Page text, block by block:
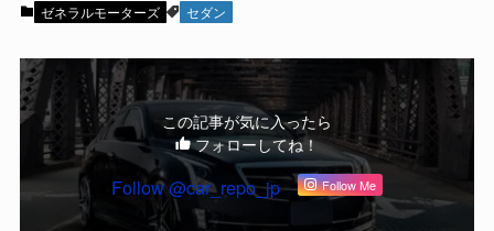
ゼネラルモーターズ セダン
この記事が気に入ったら
フォローしてね！
Follow @car_repo_jp Follow Me